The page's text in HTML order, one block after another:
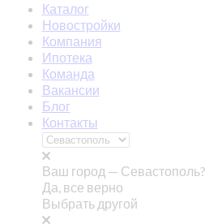
Каталог
Новостройки
Компания
Ипотека
Команда
Вакансии
Блог
Контакты
Ваш город — Севастополь?
Да, все верно
Выбрать другой